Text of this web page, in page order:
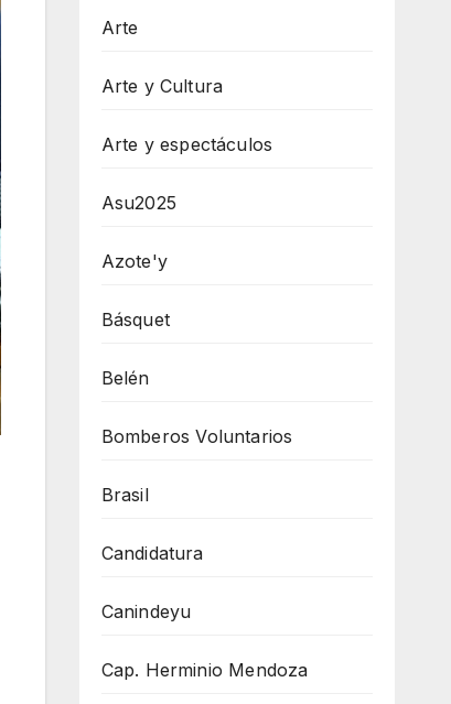
Arte
Arte y Cultura
Arte y espectáculos
Asu2025
Azote'y
Básquet
Belén
Bomberos Voluntarios
Brasil
Candidatura
Canindeyu
Cap. Herminio Mendoza